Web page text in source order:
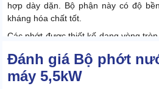
hợp dày dặn. Bộ phận này có độ
kháng hóa chất tốt.
Các phớt được thiết kế dạng vòng
Đánh giá Bộ phớt
máy 5,5kW